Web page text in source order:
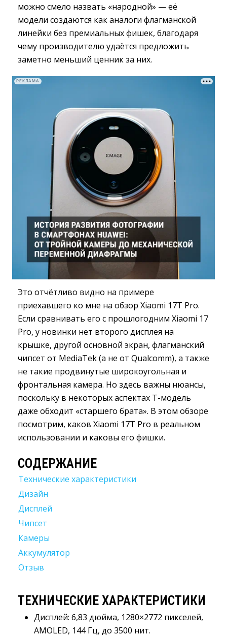
можно смело назвать «народной» — её
модели создаются как аналоги флагманской
линейки без премиальных фишек, благодаря
чему производителю удаётся предложить
заметно меньший ценник за них.
РЕКЛАМА
Это отчётливо видно на примере
приехавшего ко мне на обзор Xiaomi 17T Pro.
Если сравнивать его с прошлогодним Xiaomi 17
Pro, у новинки нет второго дисплея на
крышке, другой основной экран, флагманский
чипсет от MediaTek (а не от Qualcomm), а также
не такие продвинутые широкоугольная и
фронтальная камера. Но здесь важны нюансы,
поскольку в некоторых аспектах T-модель
даже обходит «старшего брата». В этом обзоре
посмотрим, каков Xiaomi 17T Pro в реальном
использовании и каковы его фишки.
СОДЕРЖАНИЕ
Технические характеристики
Дизайн
Дисплей
Чипсет
Камеры
Аккумулятор
Отзыв
ТЕХНИЧЕСКИЕ ХАРАКТЕРИСТИКИ
Дисплей: 6,83 дюйма, 1280×2772 пикселей,
AMOLED, 144 Гц, до 3500 нит.